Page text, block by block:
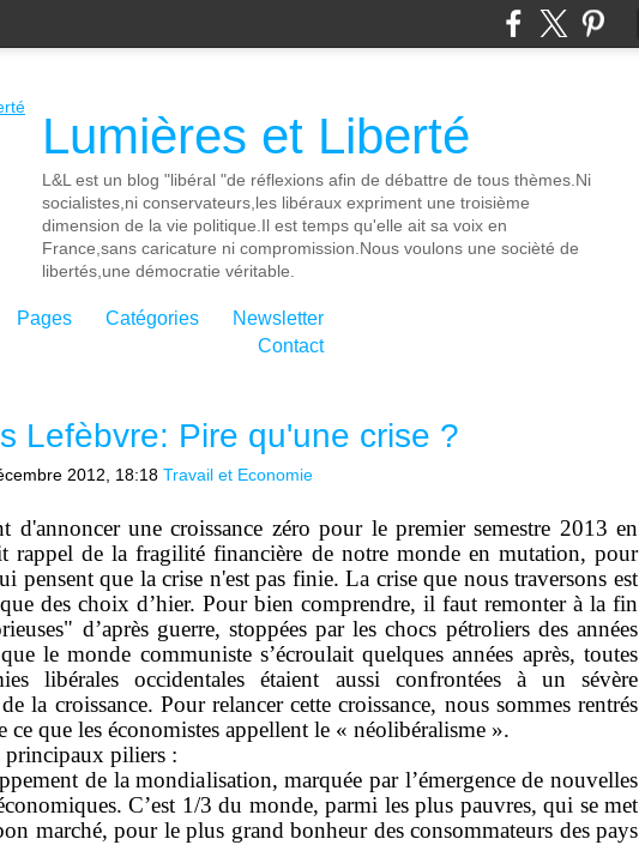
Lumières et Liberté
L&L est un blog "libéral "de réflexions afin de débattre de tous thèmes.Ni
socialistes,ni conservateurs,les libéraux expriment une troisième
dimension de la vie politique.Il est temps qu'elle ait sa voix en
France,sans caricature ni compromission.Nous voulons une socièté de
libertés,une démocratie véritable.
Pages Catégories
Newsletter
Contact
Lefèbvre: Pire qu'une crise ?
2012, 18:18 Travail et Economie
d'annoncer une croissance zéro pour le premier semestre 2013 en
rappel de la fragilité financière de notre monde en mutation, pour
pensent que la crise n'est pas finie. La crise que nous traversons est
des choix d’hier. Pour bien comprendre, il faut remonter à la fin
d’après guerre, stoppées par les chocs pétroliers des années
le monde communiste s’écroulait quelques années après, toutes
libérales occidentales étaient aussi confrontées à un sévère
la croissance. Pour relancer cette croissance, nous sommes rentrés
ce que les économistes appellent le « néolibéralisme ».
piliers :
de la mondialisation, marquée par l’émergence de nouvelles
C’est 1/3 du monde, parmi les plus pauvres, qui se met
marché, pour le plus grand bonheur des consommateurs des pays